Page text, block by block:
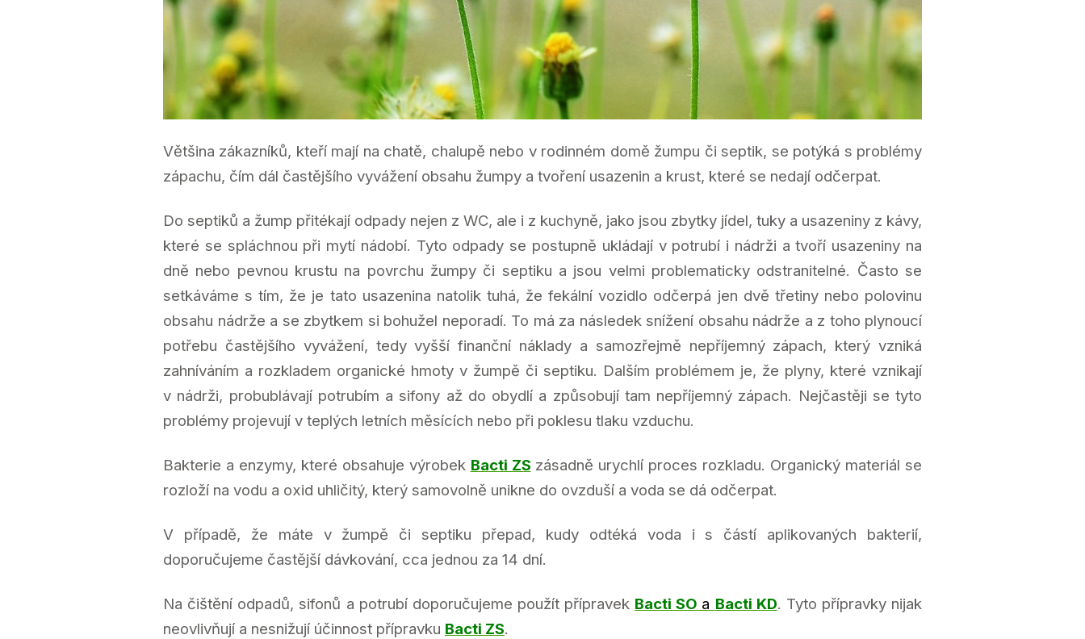
Většina zákazníků, kteří mají na chatě, chalupě nebo v rodinném domě žumpu či septik, se potýká s problémy
zápachu, čím dál častějšího vyvážení obsahu žumpy a tvoření usazenin a krust, které se nedají odčerpat.
Do septiků a žump přitékají odpady nejen z WC, ale i z kuchyně, jako jsou zbytky jídel, tuky a usazeniny z kávy,
které se spláchnou při mytí nádobí. Tyto odpady se postupně ukládají v potrubí i nádrži a tvoří usazeniny na
dně nebo pevnou krustu na povrchu žumpy či septiku a jsou velmi problematicky odstranitelné. Často se
setkáváme s tím, že je tato usazenina natolik tuhá, že fekální vozidlo odčerpá jen dvě třetiny nebo polovinu
obsahu nádrže a se zbytkem si bohužel neporadí. To má za následek snížení obsahu nádrže a z toho plynoucí
potřebu častějšího vyvážení, tedy vyšší finanční náklady a samozřejmě nepříjemný zápach, který vzniká
zahníváním a rozkladem organické hmoty v žumpě či septiku. Dalším problémem je, že plyny, které vznikají
v nádrži, probublávají potrubím a sifony až do obydlí a způsobují tam nepříjemný zápach. Nejčastěji se tyto
problémy projevují v teplých letních měsících nebo při poklesu tlaku vzduchu.
Bakterie a enzymy, které obsahuje výrobek Bacti ZS zásadně urychlí proces rozkladu. Organický materiál se
rozloží na vodu a oxid uhličitý, který samovolně unikne do ovzduší a voda se dá odčerpat.
V případě, že máte v žumpě či septiku přepad, kudy odtéká voda i s částí aplikovaných bakterií,
doporučujeme častější dávkování, cca jednou za 14 dní.
Na čištění odpadů, sifonů a potrubí doporučujeme použít přípravek Bacti SO a Bacti KD. Tyto přípravky nijak
neovlivňují a nesnižují účinnost přípravku Bacti ZS.